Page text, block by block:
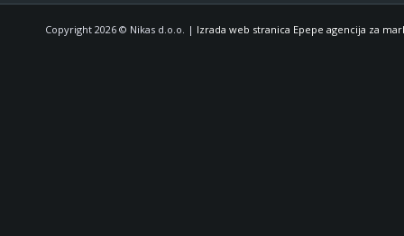
Copyright 2026 © Nikas d.o.o. | Izrada web stranica Epepe agencija za